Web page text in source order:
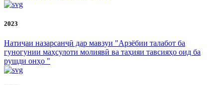
2023
Натиҷаи назарсанҷӣ дар мавзуи "Арзёбии талабот ба
гуногунии маҳсулоти молиявӣ ва таҳияи тавсияҳо оид ба
рушди онҳо "